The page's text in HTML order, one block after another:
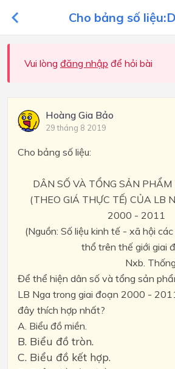
Cho bảng số
Vui lòng đăng nhập để hỏi bài
Hoàng Gia Bảo
29 tháng 8 2019
Cho bảng số liệu:
DÂN SỐ VÀ TỔNG SẢN PHẨM
(THEO GIÁ THỰC TẾ) CỦA LB
2000 - 2011
(Nguồn: Số liệu kinh tế - xã hội
thổ trên thế giới giai
Nxb.
Để thể hiện dân số và tổng sản
LB Nga trong giai đoạn 2000 -
đây thích hợp nhất?
A. Biểu đồ miền.
B. Biểu đồ tròn.
C. Biểu đồ kết hợp.